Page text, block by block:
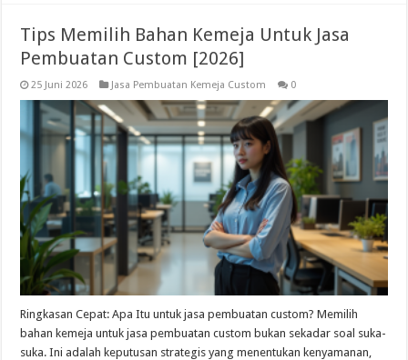
Tips Memilih Bahan Kemeja Untuk Jasa
Pembuatan Custom [2026]
25 Juni 2026 Jasa Pembuatan Kemeja Custom 0
Ringkasan Cepat: Apa Itu untuk jasa pembuatan custom? Memilih
bahan kemeja untuk jasa pembuatan custom bukan sekadar soal suka-
suka. Ini adalah keputusan strategis yang menentukan kenyamanan,